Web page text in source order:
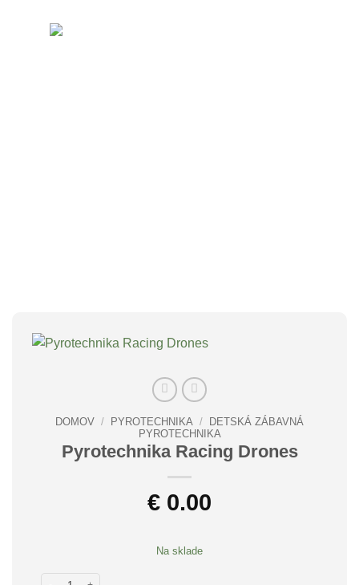
DOMOV / PYROTECHNIKA /
DETSKÁ ZÁBAVNÁ
PYROTECHNIKA
Pyrotechnika Racing Drones
€ 0.00
Na sklade
množstvo Pyrotechnika Racing Drones